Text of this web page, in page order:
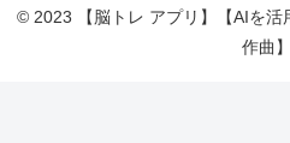
© 2023 【脳トレ アプリ】【AIを活
作曲】.